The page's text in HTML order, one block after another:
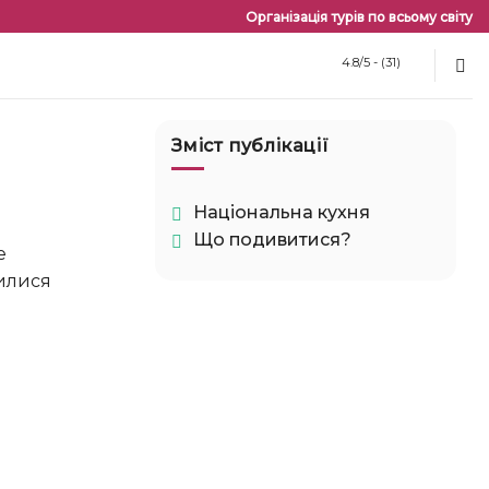
Організація турів по всьому світу
4.8/5 - (31)
Зміст публікації
Національна кухня
Що подивитися?